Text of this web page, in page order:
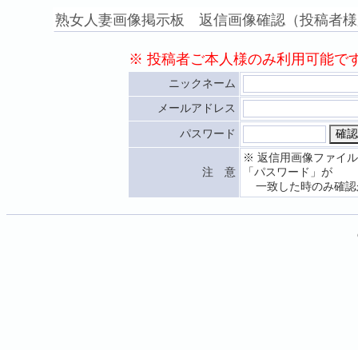
熟女人妻画像掲示板 返信画像確認（投稿者
※ 投稿者ご本人様のみ利用可能
ニックネーム
メールアドレス
パスワード
注 意
※ 返信用画像ファイ
「パスワード」が
一致した時のみ確認